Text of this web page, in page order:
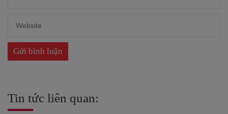
Tin tức liên quan: